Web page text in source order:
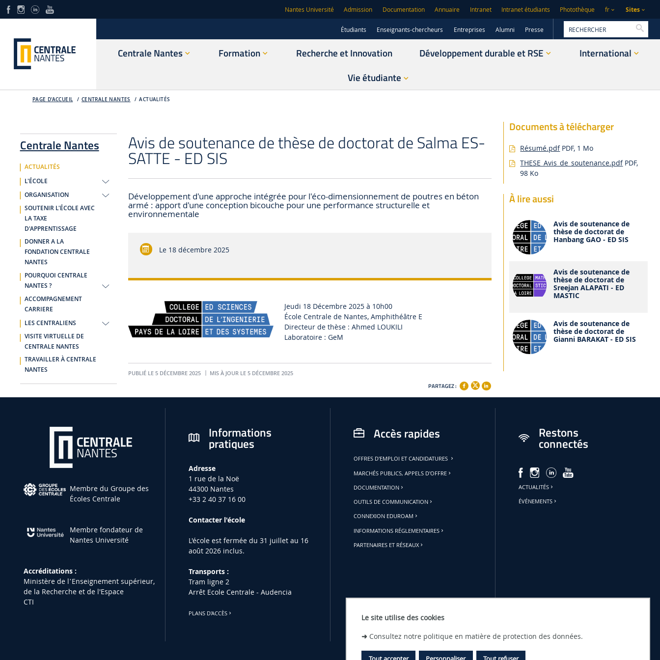
Le site utilise des cookies
➜ Consultez notre politique en matière de protection des données.
Nantes Université Admission Documentation Annuaire Intranet Intranet étudiants Photothèque fr Sites
Étudiants Enseignants-chercheurs Entreprises Alumni Presse
Centrale Nantes Formation Recherche et Innovation Développement durable et RSE
International
Vie étudiante
PAGE D'ACCUEIL CENTRALE NANTES ACTUALITÉS
Centrale Nantes
ACTUALITÉS
L'ÉCOLE
ORGANISATION
SOUTENIR L'ÉCOLE AVEC
LA TAXE
D'APPRENTISSAGE
DONNER A LA
FONDATION CENTRALE
NANTES
POURQUOI CENTRALE
NANTES ?
ACCOMPAGNEMENT
CARRIERE
LES CENTRALIENS
VISITE VIRTUELLE DE
CENTRALE NANTES
TRAVAILLER À CENTRALE
NANTES
Avis de soutenance de thèse de doctorat de Salma ES-
SATTE - ED SIS
Développement d'une approche intégrée pour l'éco-dimensionnement de poutres en béton
armé : apport d'une conception bicouche pour une performance structurelle et
environnementale
Le 18 décembre 2025
Jeudi 18 Décembre 2025 à 10h00
École Centrale de Nantes, Amphithéâtre E
Directeur de thèse : Ahmed LOUKILI
Laboratoire :GeM
PUBLIÉ LE 5 DÉCEMBRE 2025 MIS À JOUR LE 5 DÉCEMBRE 2025
PARTAGEZ :
Documents à télécharger
Résumé.pdf PDF, 1 Mo
THESE_Avis_de_soutenance.pdf PDF,
98 Ko
À lire aussi
Avis de soutenance de
thèse de doctorat de
Hanbang GAO - ED SIS
Avis de soutenance de
thèse de doctorat de
Sreejan ALAPATI - ED
MASTIC
Avis de soutenance de
thèse de doctorat de
Gianni BARAKAT - ED SIS
Membre du Groupe des
Écoles Centrale
Membre fondateur de
Nantes Université
Accréditations :
Ministère de lʼEnseignement supérieur,
de la Recherche et de l'Espace
CTI
Informations
pratiques
Adresse
1 rue de la Noë
44300 Nantes
+33 2 40 37 16 00
Contacter l'école
L'école est fermée du 31 juillet au 16
août 2026 inclus.
Transports :
Tram ligne 2
Arrêt Ecole Centrale - Audencia
PLANS D'ACCÈS
Accès rapides
OFFRES D'EMPLOI ET CANDIDATURES
MARCHÉS PUBLICS, APPELS D'OFFRE
DOCUMENTATION
OUTILS DE COMMUNICATION
CONNEXION EDUROAM
INFORMATIONS RÉGLEMENTAIRES
PARTENAIRES ET RÉSEAUX
Restons
connectés
ACTUALITÉS
ÉVÉNEMENTS